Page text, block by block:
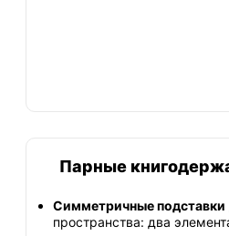
Парные
Симметричные подставки
пространства: два